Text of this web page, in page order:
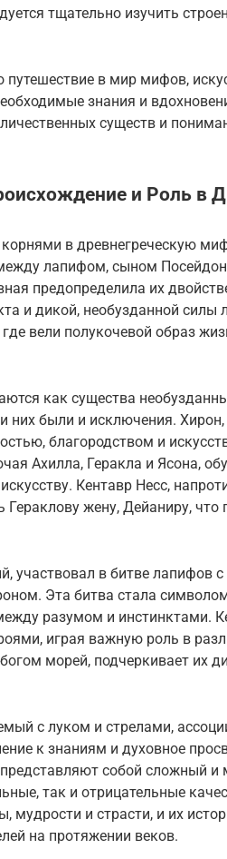
тщательно изучить
путешествие в мир мифов,
знания и
существ и
и Роль в
в древнегреческую
лапифом, сыном
предопределила их
и дикой, необузданной
вели полукочевой образ
как существа
них были и исключения.
благородством и
Ахилла, Геракла и Ясона,
Кентавр Несс,
жену, Дейаниру, что
участвовал в битве лапифов
Эта битва стала
разумом и инстинктами.
играя важную роль в
морей, подчеркивает их
с луком и стрелами,
к знаниям и духовное
собой сложный и
так и отрицательные
мудрости и страсти, и их
на протяжении веков.